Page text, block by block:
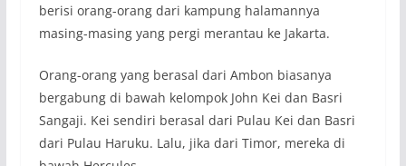
berisi orang-orang dari kampung halamannya
masing-masing yang pergi merantau ke Jakarta.
Orang-orang yang berasal dari Ambon biasanya
bergabung di bawah kelompok John Kei dan Basri
Sangaji. Kei sendiri berasal dari Pulau Kei dan Basri
dari Pulau Haruku. Lalu, jika dari Timor, mereka di